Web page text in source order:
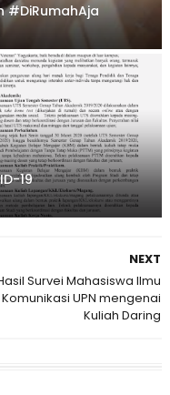
#DiRumahAja
19
NEXT
Survei Mahasiswa Ilmu
Komunikasi UPN mengenai
Kuliah Daring